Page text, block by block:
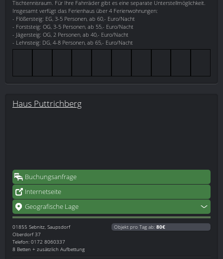
Tischtennisraum. Für Ihre Fahrräder gibt es eine separate Unterstellmöglichkeit.
Insgesamt verfügt das Ferienhaus über 4 Ferienwohnungen:
- Flößersteig: EG, 3-5 Personen, ab 60,- Euro/Nacht
- Forststeig: OG, 3-5 Personen, ab 55,- Euro/Nacht
- Jägersteig: OG, 2 Personen, ab 40,- Euro/Nacht
- Lehnsteig: DG, 4-8 Personen, ab 65,- Euro/Nacht
Haus Puttrichberg
Buchungsanfrage
Internetseite
Geografische Lage
01855 Sebnitz, Saupsdorf
Oberdorf 37
Telefon: 0172 8060337
8 Betten + zusätzlich Aufbettung
Objekt pro Tag ab: 80€